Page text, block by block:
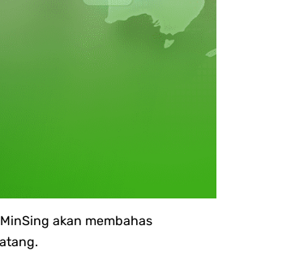
akan membahas